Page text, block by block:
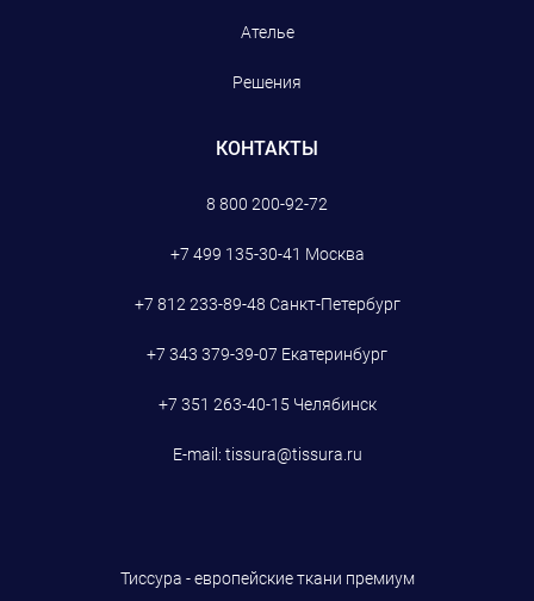
Ателье
Решения
КОНТАКТЫ
8 800 200-92-72
+7 499 135-30-41 Москва
+7 812 233-89-48 Санкт-Петербург
+7 343 379-39-07 Екатеринбург
+7 351 263-40-15 Челябинск
E-mail: tissura@tissura.ru
Тиссура - европейские ткани премиум